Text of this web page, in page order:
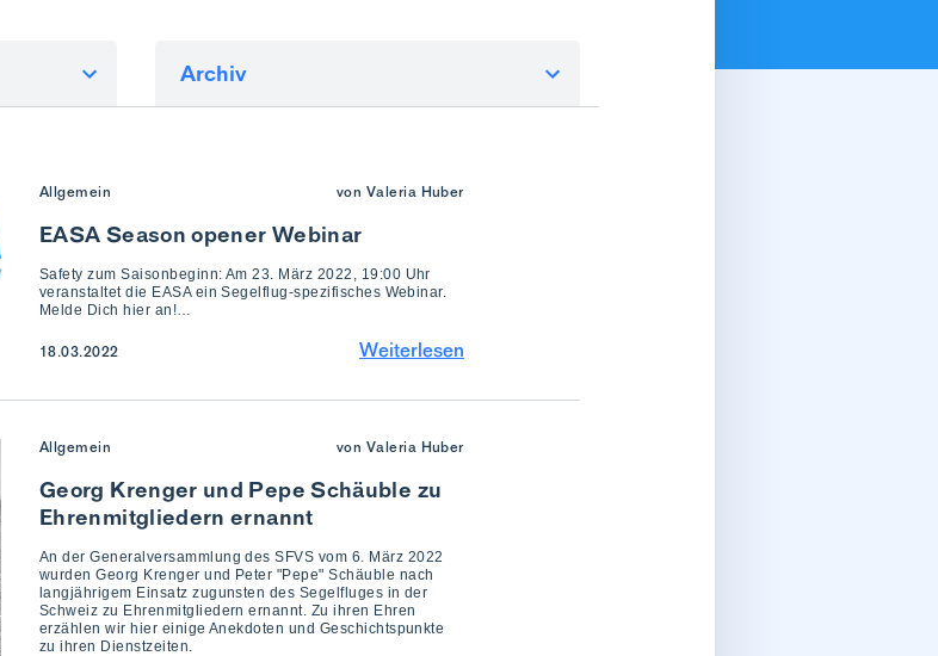
Archiv
Allgemein von Valeria Huber
EASA Season opener Webinar
Safety zum Saisonbeginn: Am 23. März 2022, 19:00 Uhr
veranstaltet die EASA ein Segelflug-spezifisches Webinar.
Melde Dich hier an!…
18.03.2022 Weiterlesen
Allgemein von Valeria Huber
Georg Krenger und Pepe Schäuble zu
Ehrenmitgliedern ernannt
An der Generalversammlung des SFVS vom 6. März 2022
wurden Georg Krenger und Peter "Pepe" Schäuble nach
langjährigem Einsatz zugunsten des Segelfluges in der
Schweiz zu Ehrenmitgliedern ernannt. Zu ihren Ehren
erzählen wir hier einige Anekdoten und Geschichtspunkte
zu ihren Dienstzeiten.